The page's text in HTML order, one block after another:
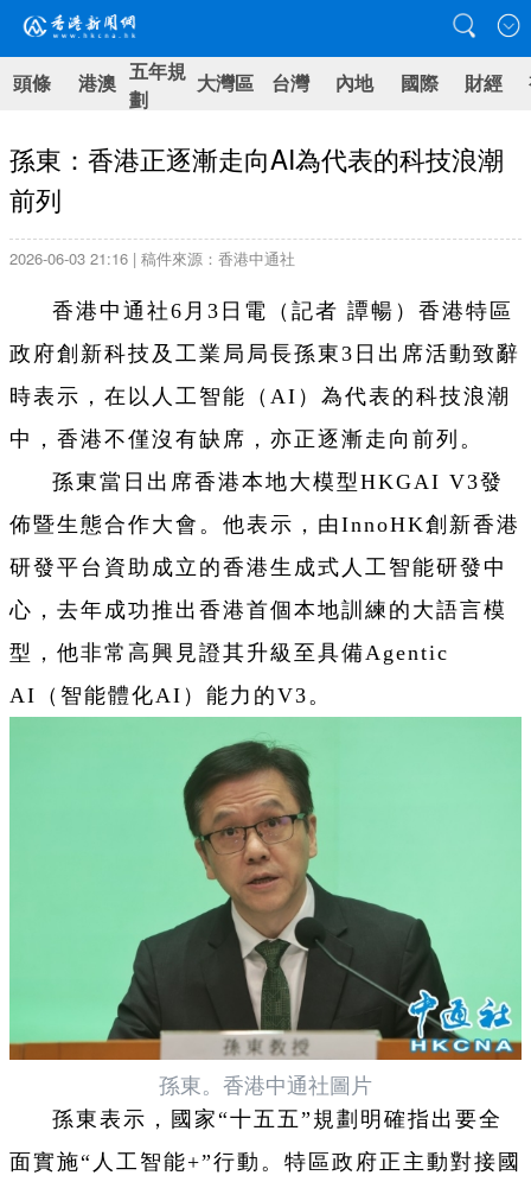
頭條 港澳 五年規
劃
大灣區 台灣 內地 國際 財經
孫東：香港正逐漸走向AI為代表的科技浪潮
前列
2026-06-03 21:16 | 稿件來源：香港中通社
香港中通社6月3日電（記者 譚暢）香港特區
政府創新科技及工業局局長孫東3日出席活動致辭
時表示，在以人工智能（AI）為代表的科技浪潮
中，香港不僅沒有缺席，亦正逐漸走向前列。
孫東當日出席香港本地大模型HKGAI V3發
佈暨生態合作大會。他表示，由InnoHK創新香港
研發平台資助成立的香港生成式人工智能研發中
心，去年成功推出香港首個本地訓練的大語言模
型，他非常高興見證其升級至具備Agentic
AI（智能體化AI）能力的V3。
孫東。香港中通社圖片
孫東表示，國家“十五五”規劃明確指出要全
面實施“人工智能+”行動。特區政府正主動對接國